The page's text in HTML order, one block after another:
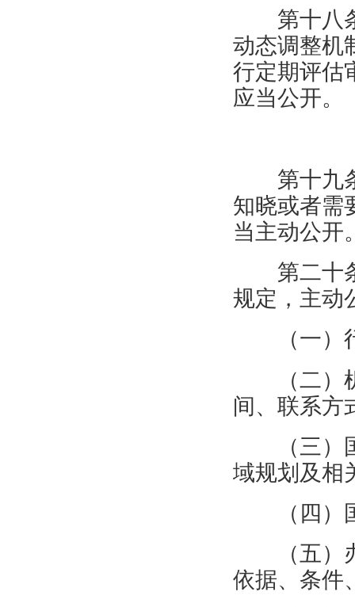
第十八
动态调整机
行定期评估
应当公开。
第十九
知晓或者需
当主动公开
第二十
规定，主动
（一
（二
间、联系方
（三
域规划及相
（四
（五
依据、条件